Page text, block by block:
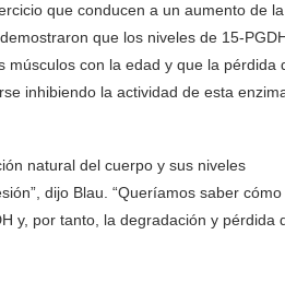
que conducen a un aumento de la
que los niveles de 15-
músculos con la edad y que la pérdida
inhibiendo la actividad de esta
natural del cuerpo y sus niveles
dijo Blau. “Queríamos saber cómo
y, por tanto, la degradación y pérdida